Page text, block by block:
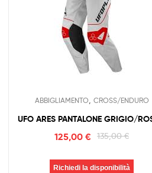
ABBIGLIAMENTO CROSS/ENDURO
UFO ARES PANTALONE GRIGIO/
135,00€
125,00€
Richiedi la disponibilità